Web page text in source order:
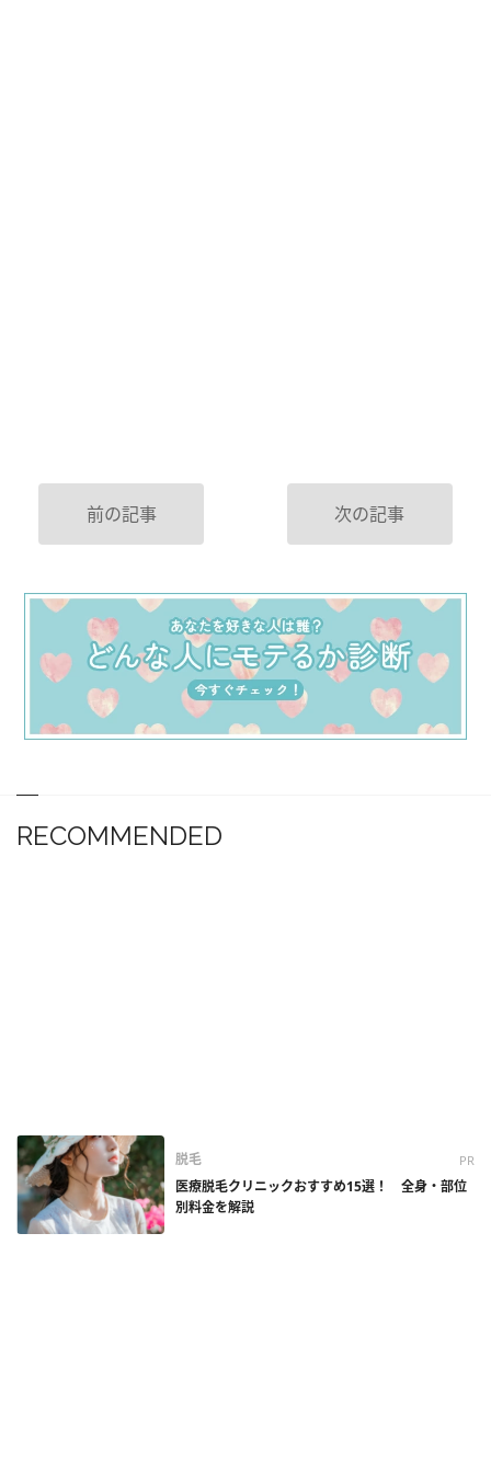
前の記事 次の記事
RECOMMENDED
脱毛 PR
医療脱毛クリニックおすすめ15選！ 全身・部位
別料金を解説